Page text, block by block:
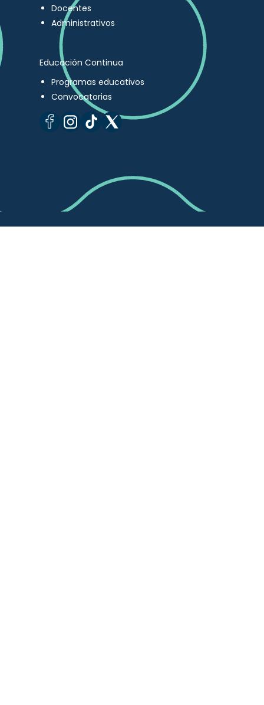
Docentes
Administrativos
Educación Continua
Programas educativos
Convocatorias